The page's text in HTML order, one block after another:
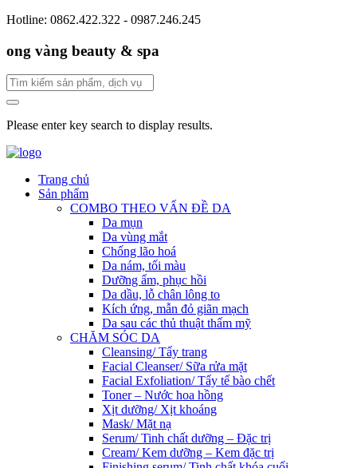
Hotline: 0862.422.322 - 0987.246.245
ong vàng beauty & spa
Please enter key search to display results.
Trang chủ
Sản phẩm
COMBO THEO VẤN ĐỀ DA
Da mụn
Da vùng mắt
Chống lão hoá
Da nám, tối màu
Dưỡng ẩm, phục hồi
Da dầu, lỗ chân lông to
Kích ứng, mẫn đỏ giãn mạch
Da sau các thủ thuật thẩm mỹ
CHĂM SÓC DA
Cleansing/ Tẩy trang
Facial Cleanser/ Sữa rửa mặt
Facial Exfoliation/ Tẩy tế bào chết
Toner – Nước hoa hồng
Xịt dưỡng/ Xịt khoáng
Mask/ Mặt nạ
Serum/ Tinh chất dưỡng – Đặc trị
Cream/ Kem dưỡng – Kem đặc trị